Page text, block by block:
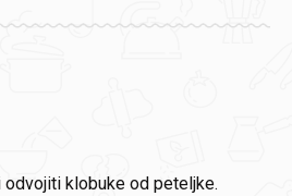
klobuke od peteljke.